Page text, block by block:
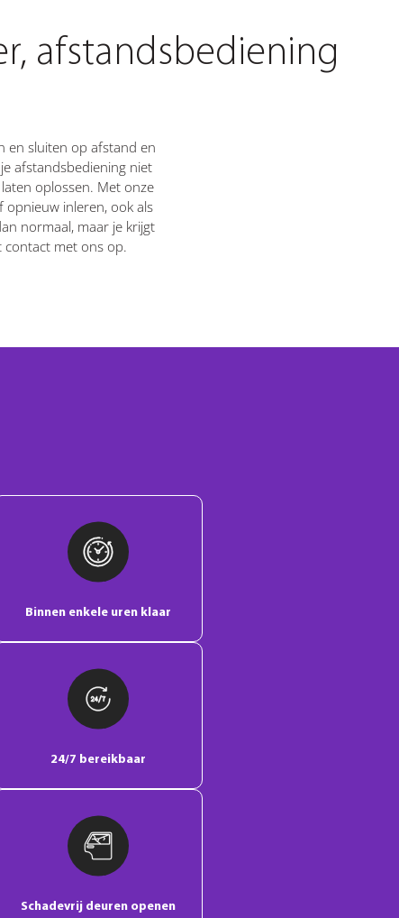
afstandsbediening
en sluiten op afstand en
afstandsbediening niet
oplossen. Met onze
opnieuw inleren, ook als
normaal, maar je krijgt
contact met ons op.
Binnen enkele uren klaar
24/7 bereikbaar
Schadevrij deuren openen